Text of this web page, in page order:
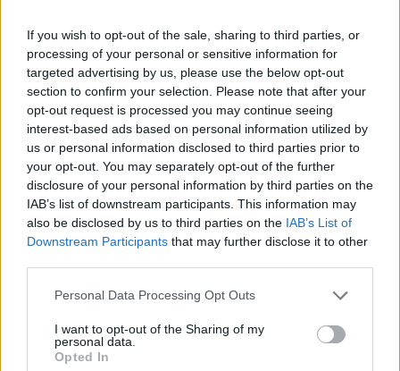
If you wish to opt-out of the sale, sharing to third parties, or
processing of your personal or sensitive information for
targeted advertising by us, please use the below opt-out
section to confirm your selection. Please note that after your
opt-out request is processed you may continue seeing
interest-based ads based on personal information utilized by
us or personal information disclosed to third parties prior to
your opt-out. You may separately opt-out of the further
disclosure of your personal information by third parties on the
IAB’s list of downstream participants. This information may
also be disclosed by us to third parties on the IAB’s List of
Downstream Participants that may further disclose it to other
Personal Data Processing Opt Outs
I want to opt-out of the Sharing of my
personal data.
Opted In
Δεν έχετε λογαριασμό;Εγγραφείτε Τώρα
+30 210 700 6825
+30 694 9855145
info@spagenesis.gr
Ωράριο Λειτουργίας
Δευ - Παρ: 09:00 - 18:00
Σάββατο: 10:00 - 19:00